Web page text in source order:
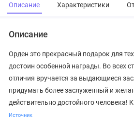
Описание Характеристики
Описание
Орден это прекрасный подарок для
достоин особенной награды. Во всех
отличия вручается за выдающиеся
придумать более заслуженный и
действительно достойного человека! К
Источник